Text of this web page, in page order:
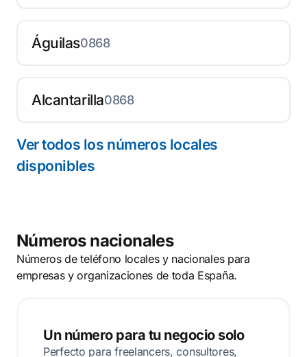
Águilas0868
Alcantarilla0868
Ver todos los números locales
disponibles
Números nacionales
Números de teléfono locales y nacionales para
empresas y organizaciones de toda España.
Un número para tu negocio solo
Perfecto para freelancers, consultores,